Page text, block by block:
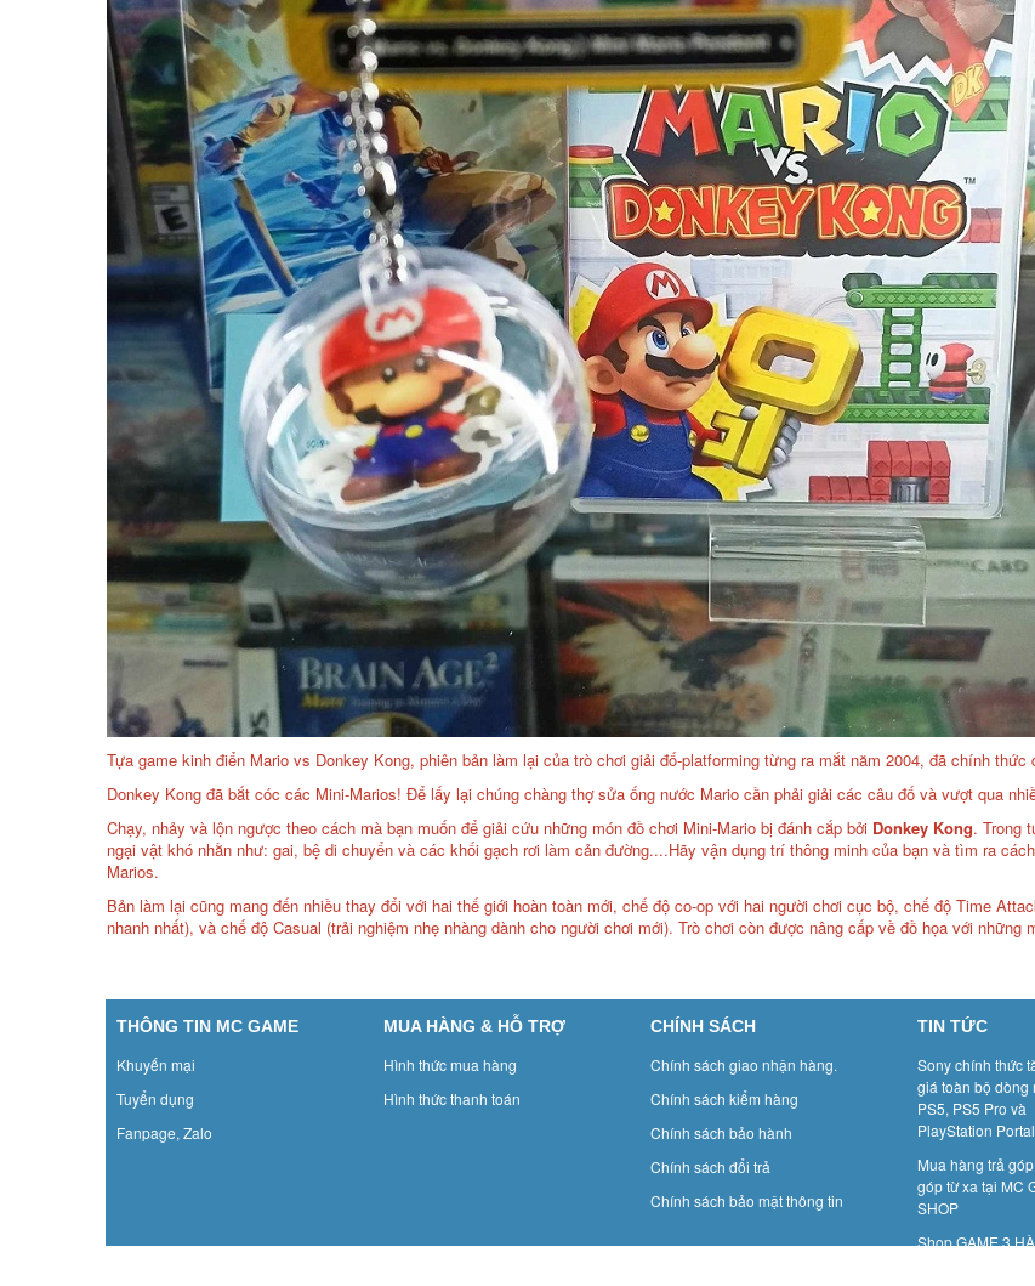
Tựa game kinh điển Mario vs Donkey Kong, phiên bản làm lại của trò chơi giải đố-platforming từng ra mắt năm 2004, đã chính thức
Donkey Kong đã bắt cóc các Mini-Marios! Để lấy lại chúng chàng thợ sửa ống nước Mario cần phải giải các câu đố và vượt qua
Chạy, nhảy và lộn ngược theo cách mà bạn muốn để giải cứu những món đồ chơi Mini-Mario bị đánh cắp bởi Donkey Kong. Trong
ngại vật khó nhằn như: gai, bệ di chuyển và các khối gạch rơi làm cản đường....Hãy vận dụng trí thông minh của bạn và tìm ra
Marios.
Bản làm lại cũng mang đến nhiều thay đổi với hai thế giới hoàn toàn mới, chế độ co-op với hai người chơi cục bộ, chế độ Time
nhanh nhất), và chế độ Casual (trải nghiệm nhẹ nhàng dành cho người chơi mới). Trò chơi còn được nâng cấp về đồ họa với những
THÔNG TIN MC GAME
Khuyến mại
Tuyển dụng
Fanpage, Zalo
MUA HÀNG & HỖ TRỢ
Hình thức mua hàng
Hình thức thanh toán
CHÍNH SÁCH
Chính sách giao nhận hàng.
Chính sách kiểm hàng
Chính sách bảo hành
Chính sách đổi trả
Chính sách bảo mật thông tin
TIN TỨC
Sony chính thức
giá toàn bộ dòng
PS5, PS5 Pro và
PlayStation Portal
Mua hàng trả
góp từ xa tại MC
SHOP
Shop GAME 3